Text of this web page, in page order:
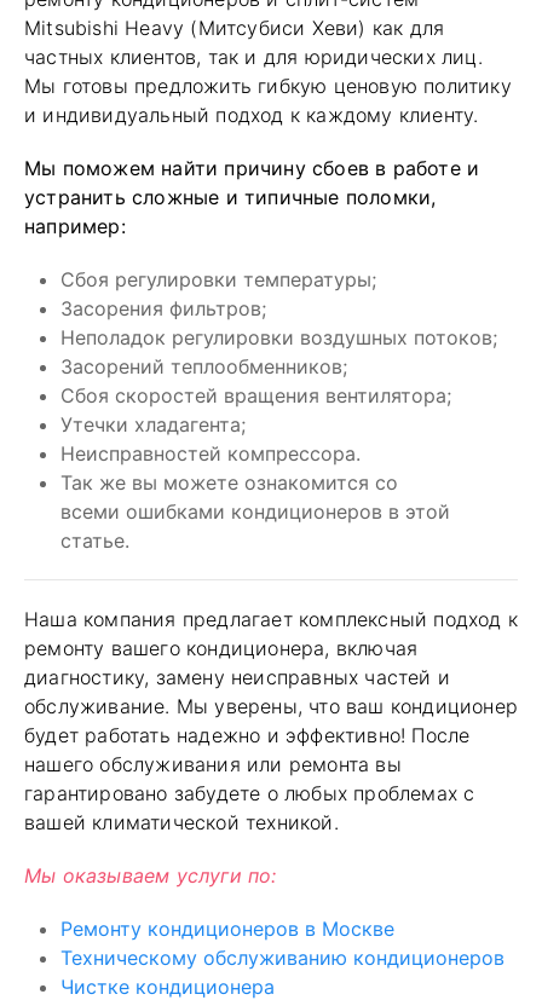
Mitsubishi Heavy (Митсубиси Хеви) как для
частных клиентов, так и для юридических лиц.
Мы готовы предложить гибкую ценовую политику
и индивидуальный подход к каждому клиенту.
Мы поможем найти причину сбоев в работе и
устранить сложные и типичные поломки,
например:
Сбоя регулировки температуры;
Засорения фильтров;
Неполадок регулировки воздушных потоков;
Засорений теплообменников;
Сбоя скоростей вращения вентилятора;
Утечки хладагента;
Неисправностей компрессора.
Так же вы можете ознакомится со
всеми ошибками кондиционеров в этой
статье.
Наша компания предлагает комплексный подход к
ремонту вашего кондиционера, включая
диагностику, замену неисправных частей и
обслуживание. Мы уверены, что ваш кондиционер
будет работать надежно и эффективно! После
нашего обслуживания или ремонта вы
гарантировано забудете о любых проблемах с
вашей климатической техникой.
Мы оказываем услуги по:
Ремонту кондиционеров в Москве
Техническому обслуживанию кондиционеров
Чистке кондиционера